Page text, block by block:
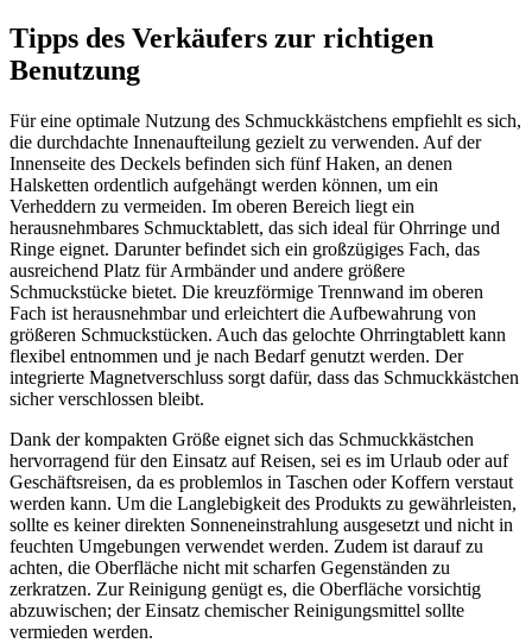
Tipps des Verkäufers zur richtigen
Benutzung
Für eine optimale Nutzung des Schmuckkästchens empfiehlt es sich,
die durchdachte Innenaufteilung gezielt zu verwenden. Auf der
Innenseite des Deckels befinden sich fünf Haken, an denen
Halsketten ordentlich aufgehängt werden können, um ein
Verheddern zu vermeiden. Im oberen Bereich liegt ein
herausnehmbares Schmucktablett, das sich ideal für Ohrringe und
Ringe eignet. Darunter befindet sich ein großzügiges Fach, das
ausreichend Platz für Armbänder und andere größere
Schmuckstücke bietet. Die kreuzförmige Trennwand im oberen
Fach ist herausnehmbar und erleichtert die Aufbewahrung von
größeren Schmuckstücken. Auch das gelochte Ohrringtablett kann
flexibel entnommen und je nach Bedarf genutzt werden. Der
integrierte Magnetverschluss sorgt dafür, dass das Schmuckkästchen
sicher verschlossen bleibt.
Dank der kompakten Größe eignet sich das Schmuckkästchen
hervorragend für den Einsatz auf Reisen, sei es im Urlaub oder auf
Geschäftsreisen, da es problemlos in Taschen oder Koffern verstaut
werden kann. Um die Langlebigkeit des Produkts zu gewährleisten,
sollte es keiner direkten Sonneneinstrahlung ausgesetzt und nicht in
feuchten Umgebungen verwendet werden. Zudem ist darauf zu
achten, die Oberfläche nicht mit scharfen Gegenständen zu
zerkratzen. Zur Reinigung genügt es, die Oberfläche vorsichtig
abzuwischen; der Einsatz chemischer Reinigungsmittel sollte
vermieden werden.